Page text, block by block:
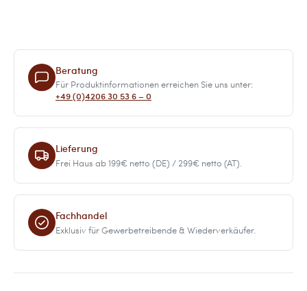
Beratung
Für Produktinformationen erreichen Sie uns unter:
+49 (0)4206 30 53 6 – 0
Lieferung
Frei Haus ab 199€ netto (DE) / 299€ netto (AT).
Fachhandel
Exklusiv für Gewerbetreibende & Wiederverkäufer.